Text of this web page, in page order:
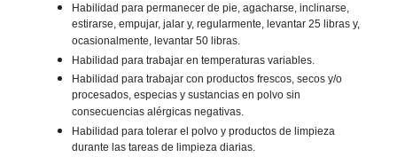
Habilidad para permanecer de pie, agacharse, inclinarse,
estirarse, empujar, jalar y, regularmente, levantar 25 libras y,
ocasionalmente, levantar 50 libras.
Habilidad para trabajar en temperaturas variables.
Habilidad para trabajar con productos frescos, secos y/o
procesados, especias y sustancias en polvo sin
consecuencias alérgicas negativas.
Habilidad para tolerar el polvo y productos de limpieza
durante las tareas de limpieza diarias.